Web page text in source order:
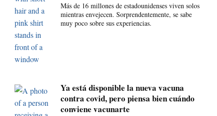
Más de 16 millones de estadounidenses viven solos
mientras envejecen. Sorprendentemente, se sabe
muy poco sobre sus experiencias.
Ya está disponible la nueva vacuna
contra covid, pero piensa bien cuándo
conviene vacunarte